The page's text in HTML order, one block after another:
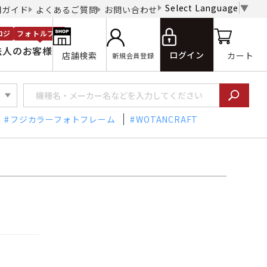
イド よくあるご質問 お問い合わせ Select Language ▼
のお客様
ジ フォトルプロ
店舗検索 新規会員登録 ログイン カート
フジカラーフォトフレーム WOTANCRAFT